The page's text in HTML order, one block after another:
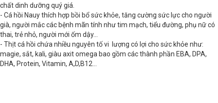
chất dinh dưỡng quý giá.
- Cá hồi Nauy thích hợp bồi bổ sức khỏe, tăng cường sức lực cho người
già, người mắc các bệnh mãn tính như tim mạch, tiểu đường, phụ nữ có
thai, trẻ nhỏ, người mới ốm dậy…
- Thịt cá hồi chứa nhiều nguyên tố vi lượng có lợi cho sức khỏe như:
magie, sắt, kali, giàu axit omega bao gồm các thành phần EBA, DPA,
DHA, Protein, Vitamin, A,D,B12...